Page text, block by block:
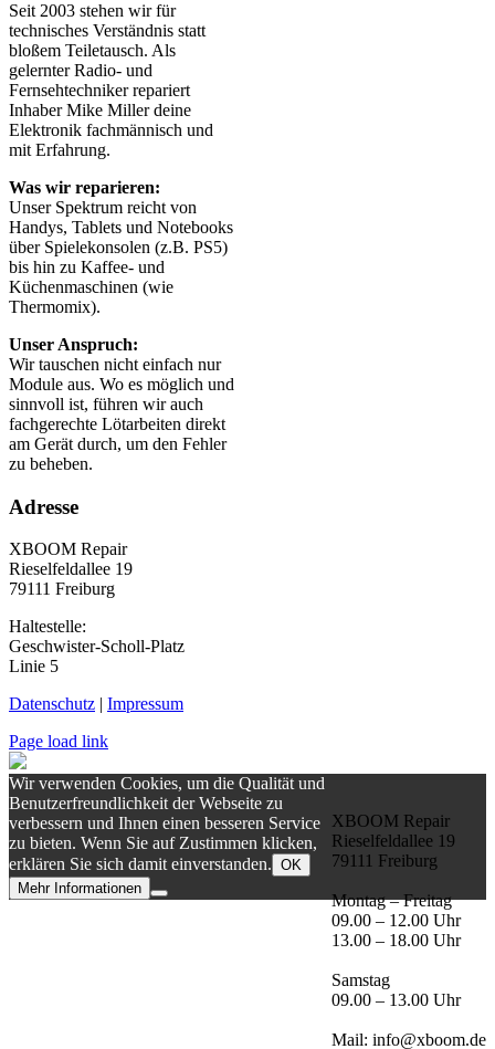
Seit 2003 stehen wir für
technisches Verständnis statt
bloßem Teiletausch. Als
gelernter Radio- und
Fernsehtechniker repariert
Inhaber Mike Miller deine
Elektronik fachmännisch und
mit Erfahrung.
Was wir reparieren:
Unser Spektrum reicht von
Handys, Tablets und Notebooks
über Spielekonsolen (z.B. PS5)
bis hin zu Kaffee- und
Küchenmaschinen (wie
Thermomix).
Unser Anspruch:
Wir tauschen nicht einfach nur
Module aus. Wo es möglich und
sinnvoll ist, führen wir auch
fachgerechte Lötarbeiten direkt
am Gerät durch, um den Fehler
zu beheben.
Adresse
XBOOM Repair
Rieselfeldallee 19
79111 Freiburg
Haltestelle:
Geschwister-Scholl-Platz
Linie 5
Datenschutz | Impressum
XBOOM Repair
Rieselfeldallee 19
79111 Freiburg
Montag – Freitag
09.00 – 12.00 Uhr
13.00 – 18.00 Uhr
Samstag
09.00 – 13.00 Uhr
Mail: info@xboom.de
Page load link
Wir verwenden Cookies, um die Qualität und
Benutzerfreundlichkeit der Webseite zu
verbessern und Ihnen einen besseren Service
zu bieten. Wenn Sie auf Zustimmen klicken,
erklären Sie sich damit einverstanden. OK
Mehr Informationen